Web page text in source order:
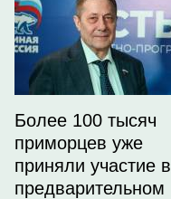
Более 100 тысяч
приморцев уже
приняли участие в
предварительном